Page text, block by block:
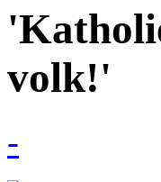
volk!'
-